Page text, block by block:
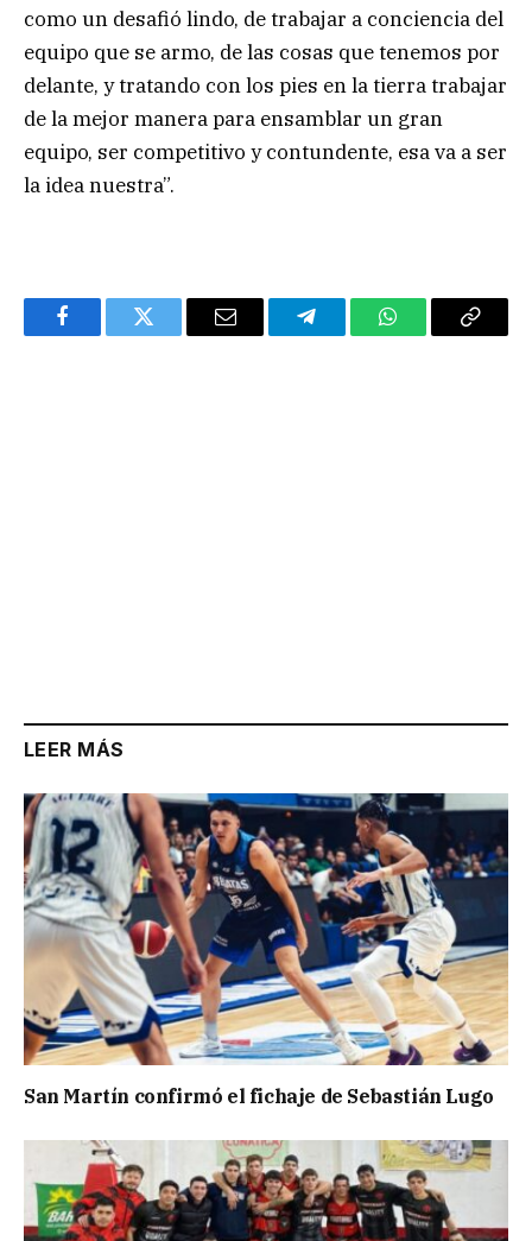
como un desafió lindo, de trabajar a conciencia del
equipo que se armo, de las cosas que tenemos por
delante, y tratando con los pies en la tierra trabajar
de la mejor manera para ensamblar un gran
equipo, ser competitivo y contundente, esa va a ser
la idea nuestra”.
FacebookTwitter Email TelegramWhatsAppCopy
LEER MÁS
San Martín confirmó el fichaje de Sebastián Lugo